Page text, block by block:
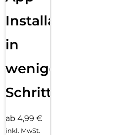
Mikrofone und erst recht
Installation
in
wenigen
Schritten
ab 4,99 €
inkl. MwSt.